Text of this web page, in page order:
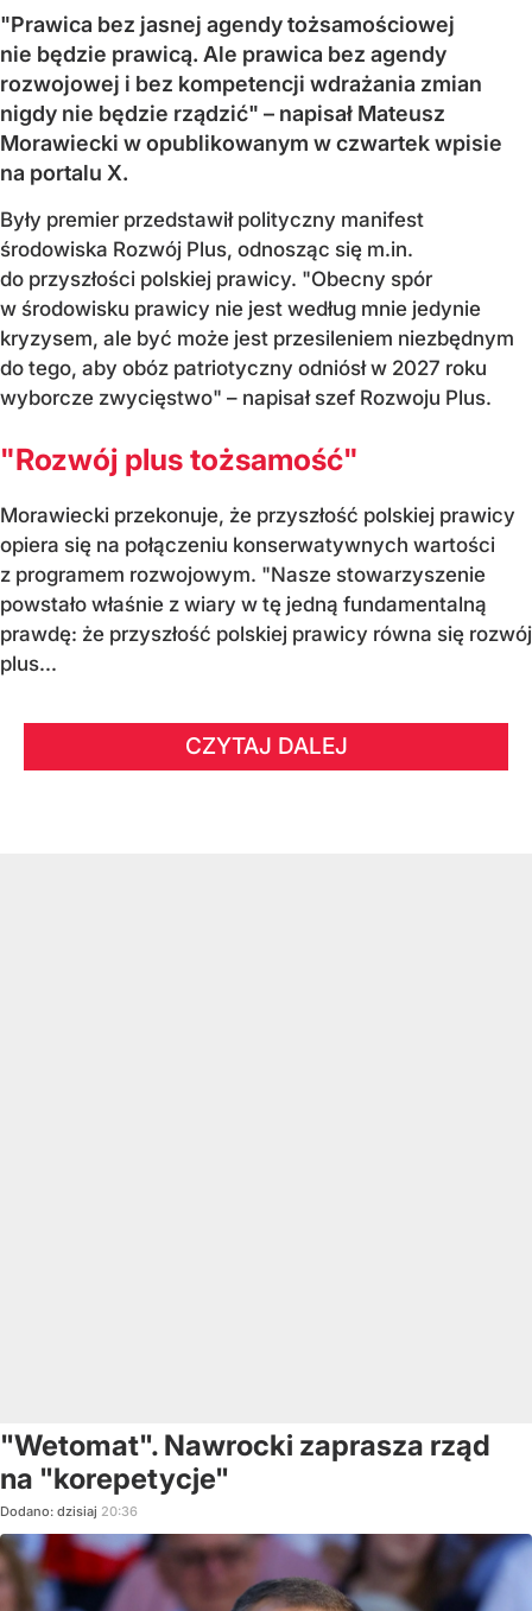
"Prawica bez jasnej agendy tożsamościowej
nie będzie prawicą. Ale prawica bez agendy
rozwojowej i bez kompetencji wdrażania zmian
nigdy nie będzie rządzić" – napisał Mateusz
Morawiecki w opublikowanym w czwartek wpisie
na portalu X.
Były premier przedstawił polityczny manifest
środowiska Rozwój Plus, odnosząc się m.in.
do przyszłości polskiej prawicy. "Obecny spór
w środowisku prawicy nie jest według mnie jedynie
kryzysem, ale być może jest przesileniem niezbędnym
do tego, aby obóz patriotyczny odniósł w 2027 roku
wyborcze zwycięstwo" – napisał szef Rozwoju Plus.
"Rozwój plus tożsamość"
Morawiecki przekonuje, że przyszłość polskiej prawicy
opiera się na połączeniu konserwatywnych wartości
z programem rozwojowym. "Nasze stowarzyszenie
powstało właśnie z wiary w tę jedną fundamentalną
prawdę: że przyszłość polskiej prawicy równa się rozwój
plus...
CZYTAJ DALEJ
"Wetomat". Nawrocki zaprasza rząd
na "korepetycje"
Dodano: dzisiaj 20:36